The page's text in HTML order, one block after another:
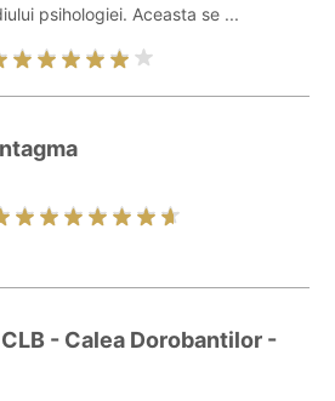
psihologiei. Aceasta se ...
- Calea Dorobantilor -